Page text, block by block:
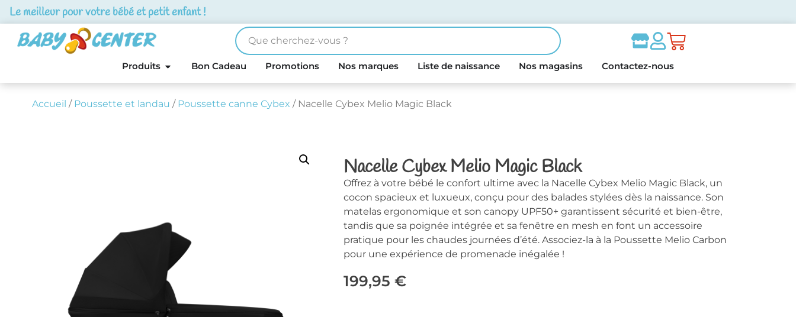
Le meilleur pour votre bébé et petit enfant !
Produits Bon Cadeau Promotions Nos marques Liste de naissance Nos magasins Contactez-nous
Accueil / Poussette et landau / Poussette canne Cybex / Nacelle Cybex Melio Magic Black
Nacelle Cybex Melio Magic Black
Offrez à votre bébé le confort ultime avec la Nacelle Cybex Melio Magic Black, un
cocon spacieux et luxueux, conçu pour des balades stylées dès la naissance. Son
matelas ergonomique et son canopy UPF50+ garantissent sécurité et bien-être,
tandis que sa poignée intégrée et sa fenêtre en mesh en font un accessoire
pratique pour les chaudes journées d’été. Associez-la à la Poussette Melio Carbon
pour une expérience de promenade inégalée !
199,95€